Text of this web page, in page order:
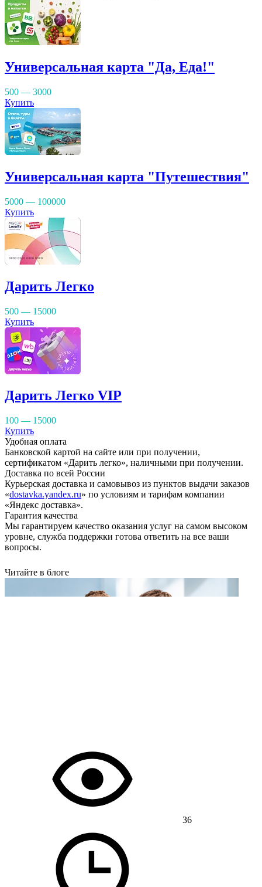
Универсальная карта "Да, Еда!"
500 — 3000
Купить
Универсальная карта "Путешествия"
5000 — 100000
Купить
Дарить Легко
500 — 15000
Купить
Дарить Легко VIP
100 — 15000
Купить
Удобная оплата
Банковской картой на сайте или при получении,
сертификатом «Дарить легко», наличными при получении.
Доставка по всей России
Курьерская доставка и самовывоз из пунктов выдачи заказов
«dostavka.yandex.ru» по условиям и тарифам компании
«Яндекс доставка».
Гарантия качества
Мы гарантируем качество оказания услуг на самом высоком
уровне, служба поддержки готова ответить на все ваши
вопросы.
Читайте в блоге
36